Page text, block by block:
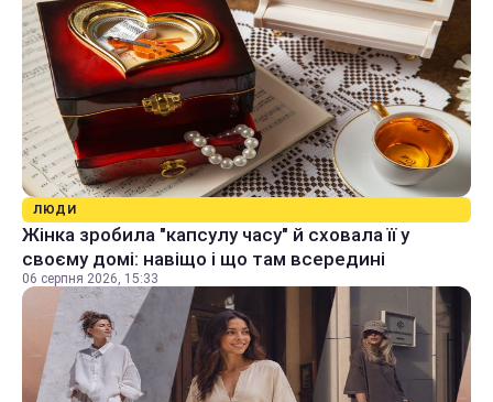
ЛЮДИ
Жінка зробила "капсулу часу" й сховала її у
своєму домі: навіщо і що там всередині
06 серпня 2026, 15:33